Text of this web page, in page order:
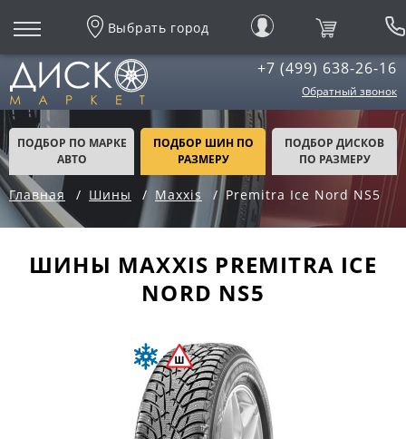
Выбрать город
+7 (499) 638-26-16
Обратный звонок
ПОДБОР ПО МАРКЕ
АВТО
ПОДБОР ШИН ПО
РАЗМЕРУ
ПОДБОР ДИСКОВ
ПО РАЗМЕРУ
Главная Шины Maxxis Premitra Ice Nord NS5
ШИНЫ MAXXIS PREMITRA ICE
NORD NS5